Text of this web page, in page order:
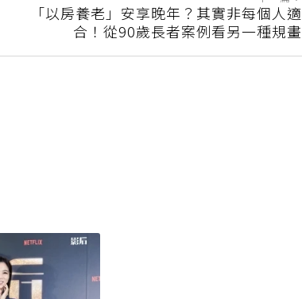
下一篇
「以房養老」安享晚年？其實非每個人適
合！從90歲長者案例看另一種規畫